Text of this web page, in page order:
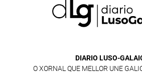
DIARIO LUSO-
O XORNAL QUE MELLOR UNE